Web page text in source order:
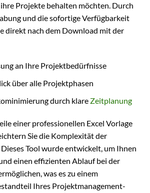
Projekte behalten möchten. Durch
und die sofortige Verfügbarkeit
direkt nach dem Download mit der
an Ihre Projektbedürfnisse
über alle Projektphasen
durch klare Zeitplanung
einer professionellen Excel Vorlage
Sie die Komplexität der
Tool wurde entwickelt, um Ihnen
einen effizienten Ablauf bei der
was es zu einem
Ihres Projektmanagement-